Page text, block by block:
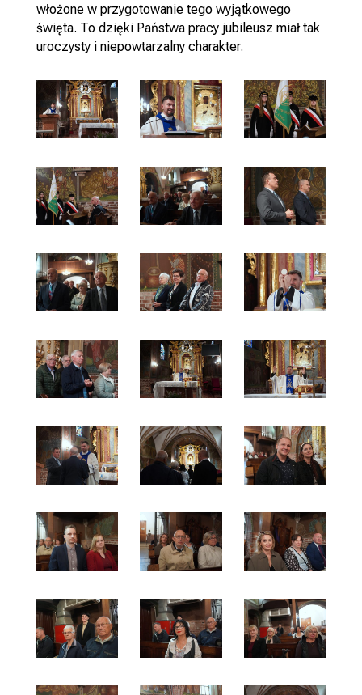
włożone w przygotowanie tego wyjątkowego
święta. To dzięki Państwa pracy jubileusz miał tak
uroczysty i niepowtarzalny charakter.